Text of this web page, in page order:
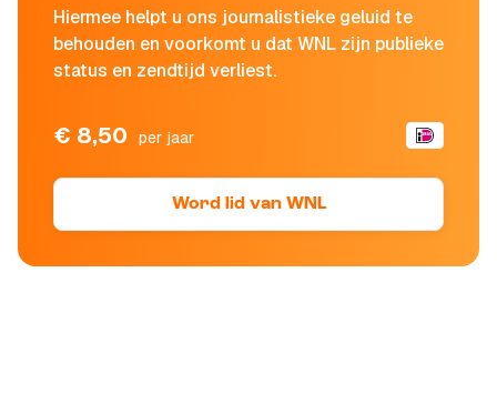
Hiermee helpt u ons journalistieke geluid te
behouden en voorkomt u dat WNL zijn publieke
status en zendtijd verliest.
€ 8,50 per jaar
Word lid van WNL